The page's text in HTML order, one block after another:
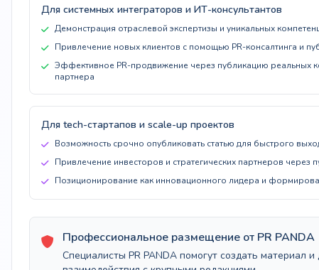
Для системных интеграторов и ИТ-консультантов
Демонстрация отраслевой экспертизы и уникальных
Привлечение новых клиентов с помощью PR-консалтинга и
Эффективное PR-продвижение через публикацию реальных
партнера
Для tech-стартапов и scale-up проектов
Возможность срочно опубликовать статью для быстрого
Привлечение инвесторов и стратегических партнеров
Позиционирование как инновационного лидера и
Профессиональное размещение от PR PANDA
Специалисты PR PANDA помогут создать материал